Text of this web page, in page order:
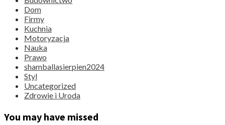
Dom
Firmy
Kuchnia
Motoryzacja
Nauka
Prawo
shamballasierpien2024
Styl
Uncategorized
Zdrowie i Uroda
You may have missed